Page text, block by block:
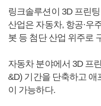
링크솔루션이 3D 프린
산업은 자동차, 항공·우
봇 등 첨단 산업 위주로
자동차 분야에서 3D 프
&D) 기간을 단축하고
이 가능하다.